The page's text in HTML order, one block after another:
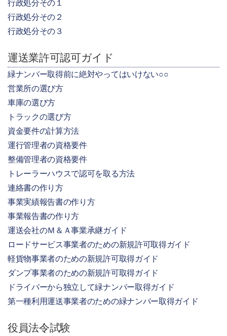
行政処分その１
行政処分その２
行政処分その３
運送業許可認可ガイド
緑ナンバー取得前に絶対やってはいけない○○
営業所の選び方
車庫の選び方
トラックの選び方
資金要件の計算方法
運行管理者の資格要件
整備管理者の資格要件
トレーラーハウスで認可を取る方法
連絡書の作り方
事業実績報告書の作り方
事業報告書の作り方
運送会社のＭ＆Ａ事業承継ガイド
ロードサービス事業者のための新規許可取得ガイド
軽貨物事業者のための新規許可取得ガイド
ダンプ事業者のための新規許可取得ガイド
ドライバーから独立して緑ナンバー取得ガイド
第一種利用運送事業者のための緑ナンバー取得ガイド
役員法令試験